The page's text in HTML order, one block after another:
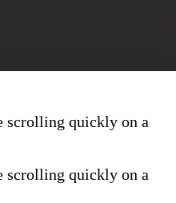
scrolling quickly on a
scrolling quickly on a